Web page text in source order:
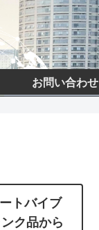
お問い合わせ
トバイブ
ク品から